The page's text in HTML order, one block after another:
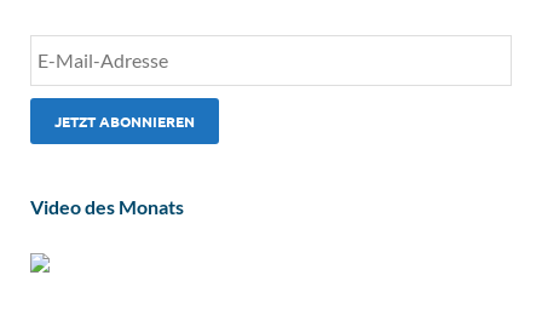
Video des Monats